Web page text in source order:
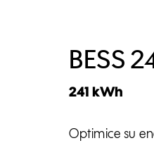
BESS
241 kWh
Optimice su